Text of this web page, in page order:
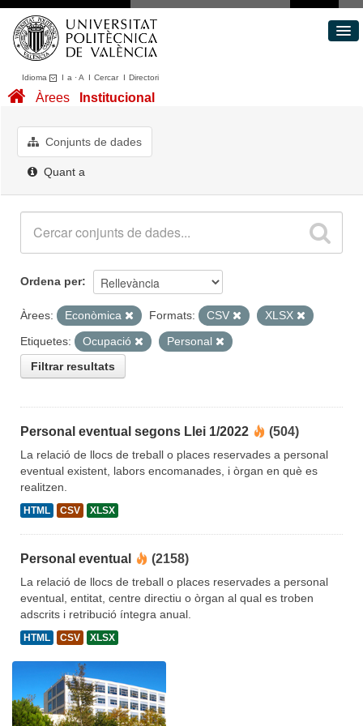
Idioma I a ·A I CercarI Directori
Conjunts de dades
Quant a
Àrees Institucional
Conjunts de dades
Quant a
Ordena per
Àrees: Econòmica Formats: CSV
XLSX
Etiquetes:
Ocupació
Personal
Filtrar resultats
Personal eventual segons Llei 1/2022 (504)
La relació de llocs de treball o places reservades a personal
eventual existent, labors encomanades, i òrgan en què es
realitzen.
HTML CSV XLSX
Personal eventual (2158)
La relació de llocs de treball o places reservades a personal
eventual, entitat, centre directiu o òrgan al qual es troben
adscrits i retribució íntegra anual.
HTML CSV XLSX